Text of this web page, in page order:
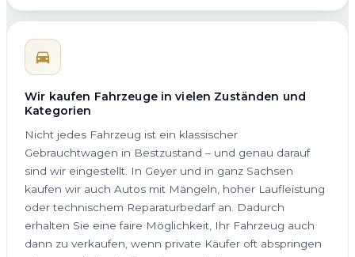
Wir kaufen Fahrzeuge in vielen Zuständen und
Kategorien
Nicht jedes Fahrzeug ist ein klassischer
Gebrauchtwagen in Bestzustand – und genau darauf
sind wir eingestellt. In Geyer und in ganz Sachsen
kaufen wir auch Autos mit Mängeln, hoher Laufleistung
oder technischem Reparaturbedarf an. Dadurch
erhalten Sie eine faire Möglichkeit, Ihr Fahrzeug auch
dann zu verkaufen, wenn private Käufer oft abspringen